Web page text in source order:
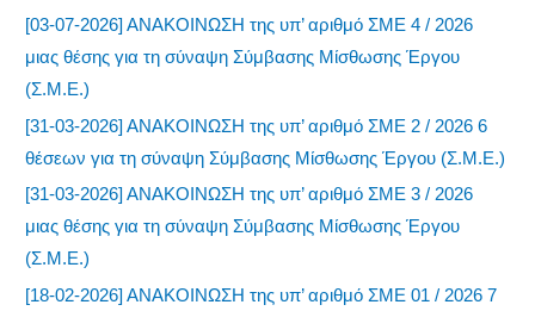
[03-07-2026] ΑΝΑΚΟΙΝΩΣΗ της υπ’ αριθμό ΣΜΕ 4 / 2026
μιας θέσης για τη σύναψη Σύμβασης Μίσθωσης Έργου
(Σ.Μ.Ε.)
[31-03-2026] ΑΝΑΚΟΙΝΩΣΗ της υπ’ αριθμό ΣΜΕ 2 / 2026 6
θέσεων για τη σύναψη Σύμβασης Μίσθωσης Έργου (Σ.Μ.Ε.)
[31-03-2026] ΑΝΑΚΟΙΝΩΣΗ της υπ’ αριθμό ΣΜΕ 3 / 2026
μιας θέσης για τη σύναψη Σύμβασης Μίσθωσης Έργου
(Σ.Μ.Ε.)
[18-02-2026] ΑΝΑΚΟΙΝΩΣΗ της υπ’ αριθμό ΣΜΕ 01 / 2026 7